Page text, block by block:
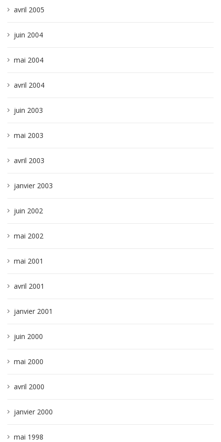
avril 2005
juin 2004
mai 2004
avril 2004
juin 2003
mai 2003
avril 2003
janvier 2003
juin 2002
mai 2002
mai 2001
avril 2001
janvier 2001
juin 2000
mai 2000
avril 2000
janvier 2000
mai 1998